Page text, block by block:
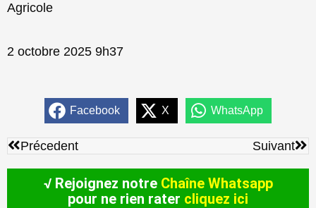
Agricole
2 octobre 2025 9h37
Facebook X WhatsApp
Précédent
Précedent Suivant
√ Rejoignez notre Chaîne Whatsapp
pour ne rien rater cliquez ici